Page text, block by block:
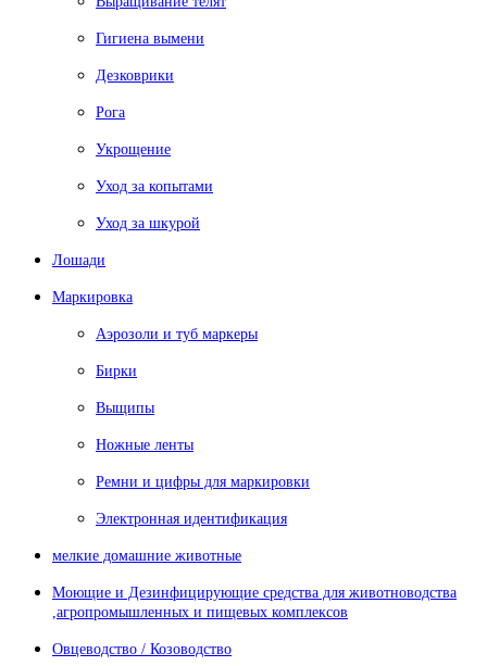
Гигиена вымени
Дезковрики
Рога
Укрощение
Уход за копытами
Уход за шкурой
Лошади
Маркировка
Аэрозоли и туб маркеры
Бирки
Выщипы
Ножные ленты
Ремни и цифры для маркировки
Электронная идентификация
мелкие домашние животные
Моющие и Дезинфицирующие средства для животноводства
,агропромышленных и пищевых комплексов
Овцеводство / Козоводство